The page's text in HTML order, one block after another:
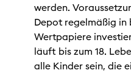
werden.
Depot regelmäßig in
Wertpapiere
läuft bis zum 18.
alle Kinder sein, die